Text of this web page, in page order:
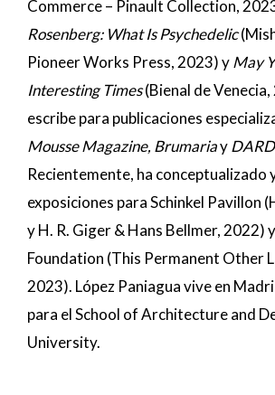
Commerce – Pinault Collection,
Rosenberg: What Is Psychedelic
Pioneer Works Press, 2023) yMay
Interesting Times(Bienal de
escribe para publicaciones
Mousse Magazine, Brumariay
Recientemente, ha conceptualizado
exposiciones para Schinkel Pavillon
y H. R. Giger & Hans Bellmer, 2022)
Foundation (This Permanent Other
2023). López Paniagua vive en
para el School of Architecture and
University.